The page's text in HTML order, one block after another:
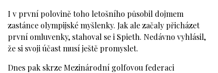
I v první polovině toho letošního působil dojmem
zastánce olympijské myšlenky. Jak ale začaly přicházet
první omluvenky, stahoval se i Spieth. Nedávno vyhlásil,
že si svoji účast musí ještě promyslet.
Dnes pak skrze Mezinárodní golfovou federaci